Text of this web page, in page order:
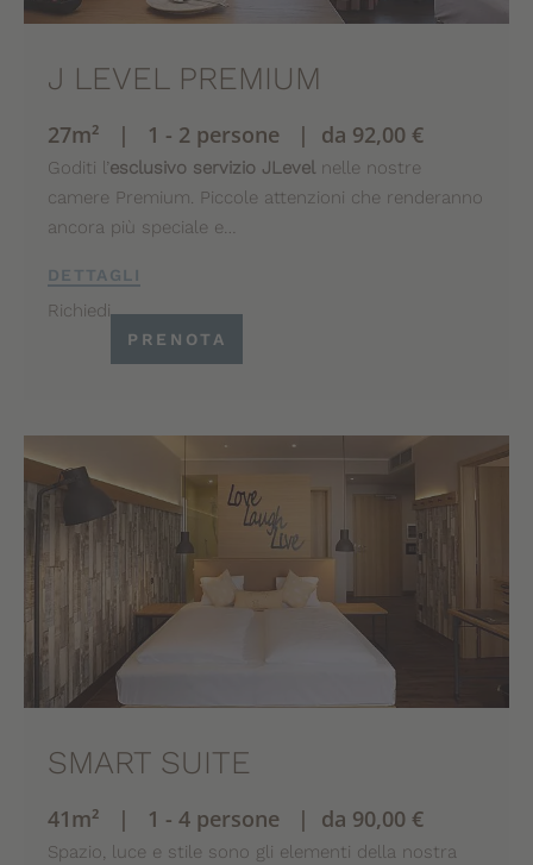
J LEVEL PREMIUM
27m² | 1 - 2 persone | da 92,00 €
Goditi l’esclusivo servizio JLevel nelle nostre
camere Premium. Piccole attenzioni che renderanno
ancora più speciale e…
DETTAGLI
Richiedi
PRENOTA
SMART SUITE
41m² | 1 - 4 persone | da 90,00 €
Spazio, luce e stile sono gli elementi della nostra